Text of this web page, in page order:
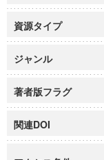
資源タイプ
ジャンル
著者版フラグ
関連DOI